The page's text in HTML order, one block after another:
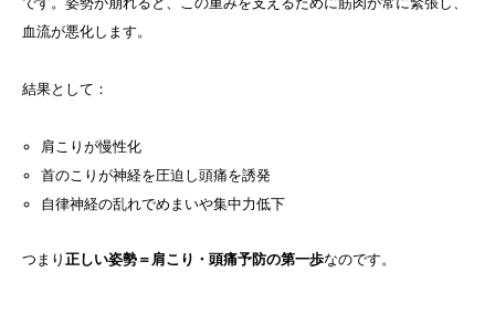
血流が悪化します。
結果として：
肩こりが慢性化
首のこりが神経を圧迫し頭痛を誘発
自律神経の乱れでめまいや集中力低下
つまり 正しい姿勢＝肩こり・頭痛予防の第一歩なのです。